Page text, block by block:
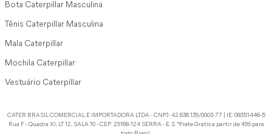
Bota Caterpillar Masculina
Tênis Caterpillar Masculina
Mala Caterpillar
Mochila Caterpillar
Vestuário Caterpillar
CATER BRASIL COMERCIAL E IMPORTADORA LTDA - CNPJ: 42.638.139/0003-77 | IE: 08351446-5
Rua F - Quadra XI, LT 12, SALA 10 - CEP: 29168-124 SERRA - E.S. *Frete Gratis a partir de 499 para